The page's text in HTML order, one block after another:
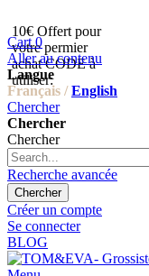
10€ Offert pour
votre permier
achat CODE à
utiliser:
Cart 0
Aller au contenu
Langue
Français / English
Chercher
Chercher
Chercher
Recherche avancée
Chercher
Créer un compte
Se connecter
BLOG